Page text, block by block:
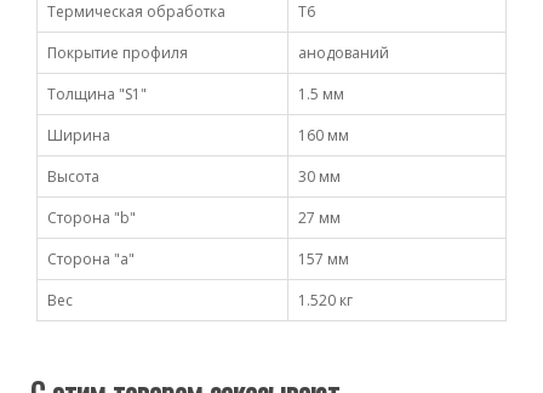
Термическая обработка
Т6
Покрытие профиля
анодований
Толщина "S1"
1.5 мм
Ширина
160 мм
Высота
30 мм
Сторона "b"
27 мм
Сторона "а"
157 мм
Вес
1.520 кг